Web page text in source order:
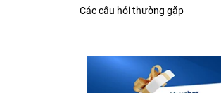
Các câu hỏi thường gặp